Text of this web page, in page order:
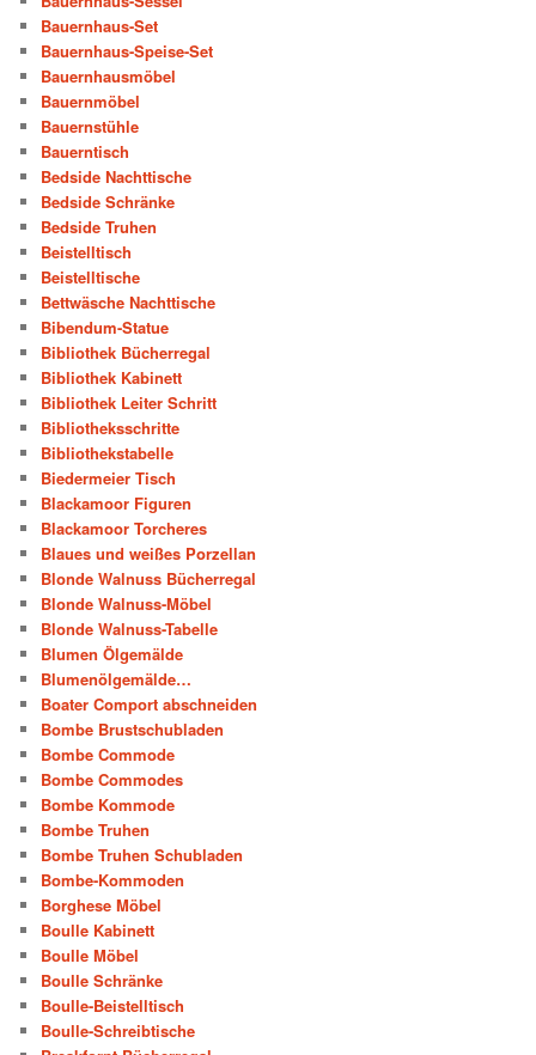
Bauernhaus-Set
Bauernhaus-Speise-Set
Bauernhausmöbel
Bauernmöbel
Bauernstühle
Bauerntisch
Bedside Nachttische
Bedside Schränke
Bedside Truhen
Beistelltisch
Beistelltische
Bettwäsche Nachttische
Bibendum-Statue
Bibliothek Bücherregal
Bibliothek Kabinett
Bibliothek Leiter Schritt
Bibliotheksschritte
Bibliothekstabelle
Biedermeier Tisch
Blackamoor Figuren
Blackamoor Torcheres
Blaues und weißes Porzellan
Blonde Walnuss Bücherregal
Blonde Walnuss-Möbel
Blonde Walnuss-Tabelle
Blumen Ölgemälde
Blumenölgemälde…
Boater Comport abschneiden
Bombe Brustschubladen
Bombe Commode
Bombe Commodes
Bombe Kommode
Bombe Truhen
Bombe Truhen Schubladen
Bombe-Kommoden
Borghese Möbel
Boulle Kabinett
Boulle Möbel
Boulle Schränke
Boulle-Beistelltisch
Boulle-Schreibtische